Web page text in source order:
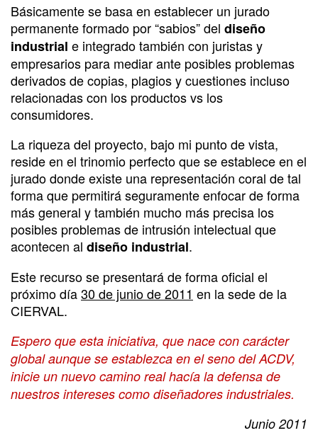
Básicamente se basa en establecer un jurado
permanente formado por “sabios” del diseño
industrial e integrado también con juristas y
empresarios para mediar ante posibles problemas
derivados de copias, plagios y cuestiones incluso
relacionadas con los productos vs los
consumidores.
La riqueza del proyecto, bajo mi punto de vista,
reside en el trinomio perfecto que se establece en el
jurado donde existe una representación coral de tal
forma que permitirá seguramente enfocar de forma
más general y también mucho más precisa los
posibles problemas de intrusión intelectual que
acontecen al diseño industrial.
Este recurso se presentará de forma oficial el
próximo día30 de junio de 2011 en la sede de la
CIERVAL.
Espero que esta iniciativa, que nace con carácter
global aunque se establezca en el seno del ACDV,
inicie un nuevo camino real hacía la defensa de
nuestros intereses como diseñadores industriales.
Junio 2011